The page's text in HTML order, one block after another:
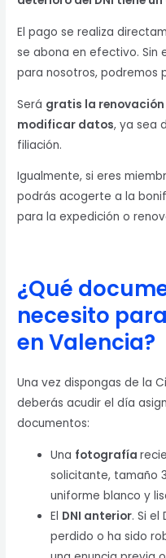
El pago se realiza
se abona en efectivo. Sin
para nosotros, podremos
Será gratis la renovación
modificar datos, ya sea
filiación.
Igualmente, si eres
podrás acogerte a la
para la expedición o
¿Qué
necesito
en Valencia?
Una vez dispongas de la
deberás acudir el día
documentos:
Una fotografía
solicitante, tamaño
uniforme blanco y
El DNI anterior. Si el
perdido o ha sido